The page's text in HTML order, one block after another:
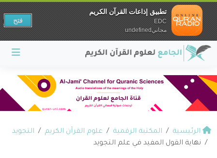
الرئيسية المكتبة الرقمية علوم القرآن الكريم
التجويد
نهاية القول المفيد في علم التجويد
تطبيق إذاعات القرآن الكريم
EDC
مجانيundefined
فتح